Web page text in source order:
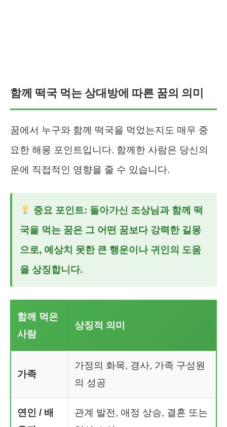
함께 떡국 먹는 상대방에 따른 꿈의 의미
꿈에서 누구와 함께 떡국을 먹었는지도 매우 중
요한 해몽 포인트입니다. 함께한 사람은 당신의
운에 직접적인 영향을 줄 수 있습니다.
중요 포인트: 돌아가신 조상님과 함께 떡
국을 먹는 꿈은 그 어떤 꿈보다 강력한 길몽
으로, 예상치 못한 큰 행운이나 귀인의 도움
을 상징합니다.
함께 먹은
사람
상징적 의미
가족
가정의 화목, 경사, 가족 구성원
의 성공
연인 / 배
관계 발전, 애정 상승, 결혼 또는